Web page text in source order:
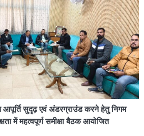
आपूर्ति सुदृढ़ एवं अंडरग्राउंड करने हेतु निगम
में महत्वपूर्ण समीक्षा बैठक आयोजित